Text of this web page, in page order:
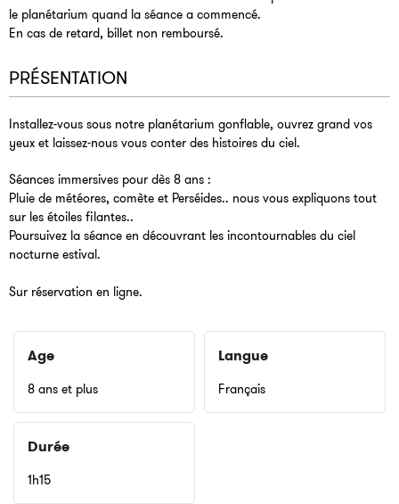
le planétarium quand la séance a commencé.
En cas de retard, billet non remboursé.
PRÉSENTATION
Installez-vous sous notre planétarium gonflable, ouvrez grand vos
yeux et laissez-nous vous conter des histoires du ciel.
Séances immersives pour dès 8 ans :
Pluie de météores, comète et Perséides.. nous vous expliquons tout
sur les étoiles filantes..
Poursuivez la séance en découvrant les incontournables du ciel
nocturne estival.
Sur réservation en ligne.
Age
8 ans et plus
Langue
Français
Durée
1h15